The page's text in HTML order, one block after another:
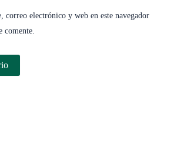
correo electrónico y web en este navegador
comente.